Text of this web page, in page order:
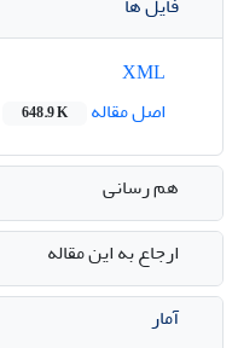
اصل مقاله
648.9 K
هم رسانی
ارجاع به این مقاله
آمار